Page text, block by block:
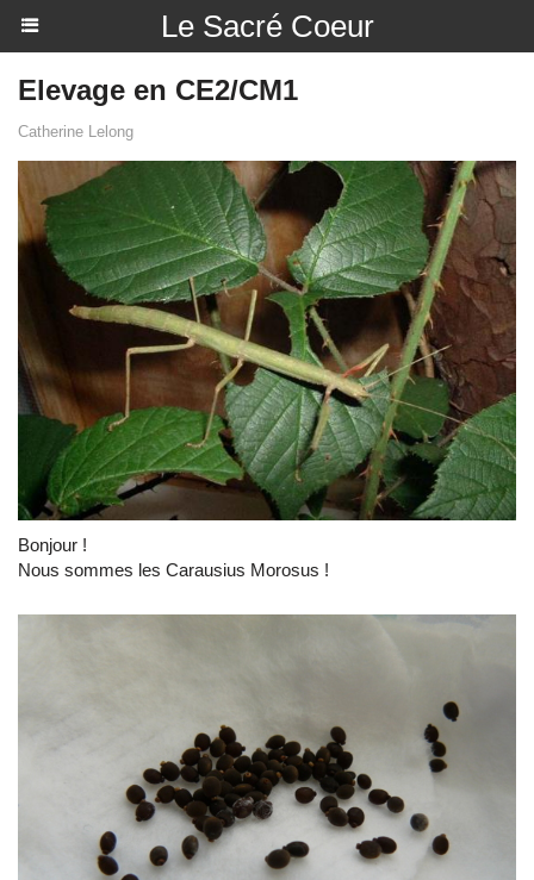
Le Sacré Coeur
Elevage en CE2/CM1
Catherine Lelong
Bonjour !
Nous sommes les Carausius Morosus !